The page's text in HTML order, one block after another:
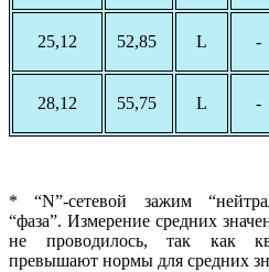
25,12 52,85 L -
28,12 55,75 L -
* “N”-сетевой зажим
“фаза”. Измерение средних
не проводилось, так как
превышают нормы для средних